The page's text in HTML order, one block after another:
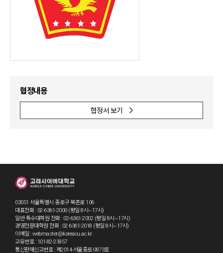
협정내용
협정서 보기
03051 서울특별시 종로구 북촌로 106
대표전화 : 02-6361-2000 (평일 8시~17시)
일반·특수대학원 전화 : 02-6361-2002 (평일 8시~17시)
경영전문대학원 전화 : 02-6361-2018 (평일 8시~17시)
이메일 : webmaster@koreacu.ac.kr
고유번호 : 101-82-23957
통신판매신고번호 : 제2014-서울종로-0873호